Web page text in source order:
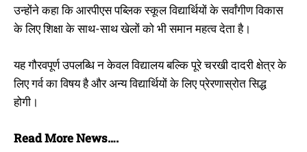
उन्होंने कहा कि आरपीएस पब्लिक स्कूल विद्यार्थियों के सर्वांगीण विकास
के लिए शिक्षा के साथ-साथ खेलों को भी समान महत्व देता है।
यह गौरवपूर्ण उपलब्धि न केवल विद्यालय बल्कि पूरे चरखी दादरी क्षेत्र के
लिए गर्व का विषय है और अन्य विद्यार्थियों के लिए प्रेरणास्रोत सिद्ध
होगी।
Read More News….